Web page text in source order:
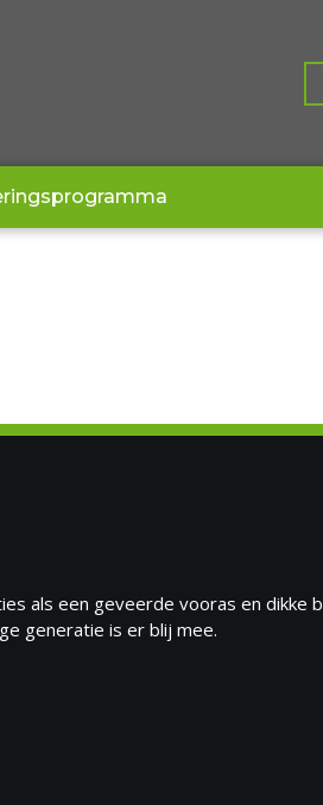
als een geveerde vooras en
generatie is er blij mee.